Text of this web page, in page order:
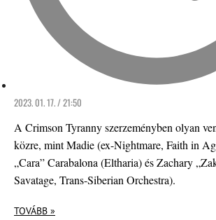
2023. 01. 17. / 21:50
A Crimson Tyranny szerzeményben olyan
közre, mint Madie (ex-Nightmare, Faith in
„Cara” Carabalona (Eltharia) és Zachary
Savatage, Trans-Siberian Orchestra).
TOVÁBB »